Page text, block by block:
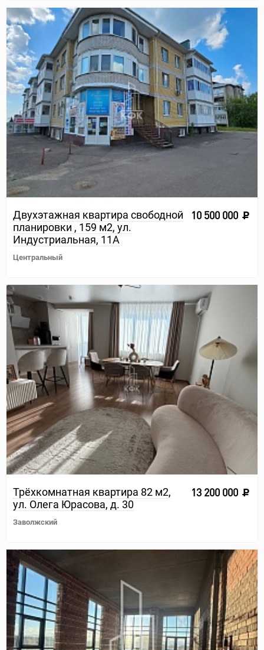
Двухэтажная квартира свободной
планировки , 159 м2, ул.
Индустриальная, 11А
10 500 000
Центральный
Трёхкомнатная квартира 82 м2,
ул. Олега Юрасова, д. 30
13 200 000
Заволжский